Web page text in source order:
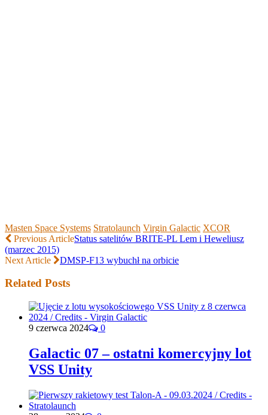
Masten Space Systems Stratolaunch Virgin Galactic XCOR
Previous ArticleStatus satelitów BRITE-PL Lem i Heweliusz
(marzec 2015)
Next Article
DMSP-F13 wybuchł na orbicie
Related Posts
9 czerwca 2024 0
Galactic 07 – ostatni komercyjny lot
VSS Unity